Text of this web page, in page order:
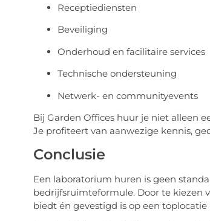
Receptiediensten
Beveiliging
Onderhoud en facilitaire services
Technische ondersteuning
Netwerk- en communityevents
Bij Garden Offices huur je niet alleen
Je profiteert van aanwezige kennis,
Conclusie
Een laboratorium huren is geen
bedrijfsruimteformule. Door te kiezen
biedt én gevestigd is op een